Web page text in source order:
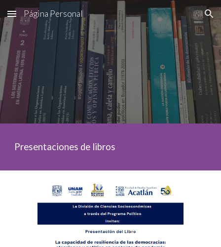
Skip to main content Skip to navigation
Página Personal
Presentaciones de libros